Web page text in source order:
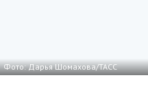
Фото: Дарья Шомахова/ТАСС